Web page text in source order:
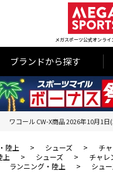
メガスポーツ公式オンライ
ブランドから探す
ワコール CW-X商品 2026年10月1
陸上 > シューズ > チ
上 > シューズ > チャレ
ランニング・陸上 > シュ